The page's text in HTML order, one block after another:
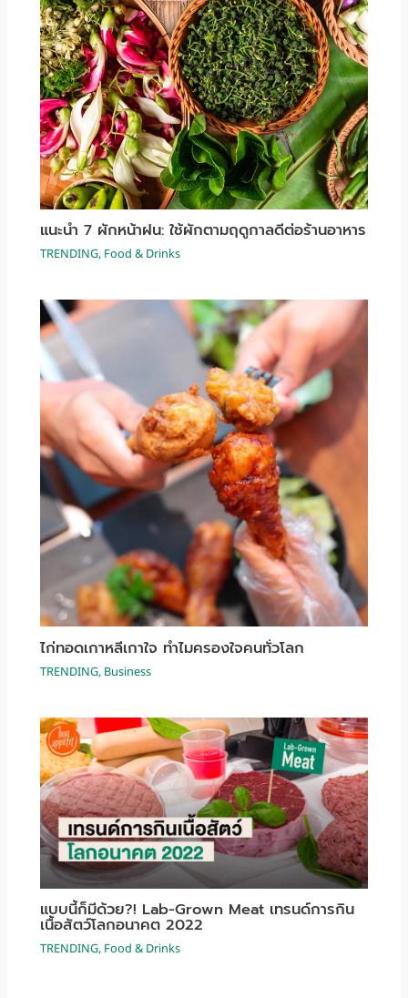
แนะนำ 7 ผักหน้าฝน: ใช้ผักตามฤดูกาลดีต่อร้านอาหาร
TRENDING, Food & Drinks
ไก่ทอดเกาหลีเกาใจ ทำไมครองใจคนทั่วโลก
TRENDING, Business
แบบนี้ก็มีด้วย?! Lab-Grown Meat เทรนด์การกิน
เนื้อสัตว์โลกอนาคต 2022
TRENDING, Food & Drinks